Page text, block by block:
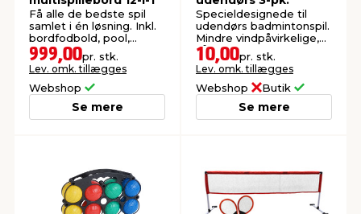
Få alle de bedste spil
samlet i én løsning. Inkl.
bordfodbold, pool,
hockey, bordtennis,
skak, dam m.fl.
999,00pr. stk.
Lev. omk. tillægges
Webshop
Se mere
Specieldesignede til
udendørs badmintonspil.
Mindre vindpåvirkelige,
så det er lettere at
spille.
10,00pr. stk.
Lev. omk. tillægges
Webshop Butik
Se mere